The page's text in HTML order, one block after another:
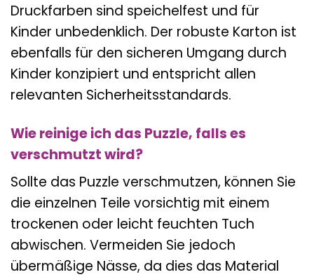
Druckfarben sind speichelfest und für
Kinder unbedenklich. Der robuste Karton ist
ebenfalls für den sicheren Umgang durch
Kinder konzipiert und entspricht allen
relevanten Sicherheitsstandards.
Wie reinige ich das Puzzle, falls es
verschmutzt wird?
Sollte das Puzzle verschmutzen, können Sie
die einzelnen Teile vorsichtig mit einem
trockenen oder leicht feuchten Tuch
abwischen. Vermeiden Sie jedoch
übermäßige Nässe, da dies das Material